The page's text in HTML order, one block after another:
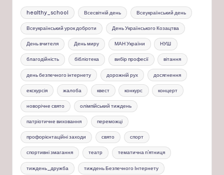
healthy_school Всесвітній день Всеукраїнський день
Всеукраїнський урок доброти День Українського Козацтва
День вчителя День миру МАН України НУШ
благодійність бібліотека вибір професії вітання
день безпечного інтернету дорожній рух досягнення
екскурсія жалоба квест конкурс концерт
новорічне свято олімпійський тиждень
патріотичне виховання переможці
профорієнтаційні заходи свято спорт
спортивні змагання театр тематична п'ятниця
тиждень_дружба тиждень Безпечного Інтернету